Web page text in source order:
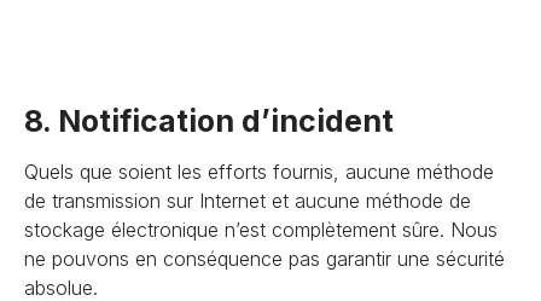
8. Notification d’incident
Quels que soient les efforts fournis, aucune méthode
de transmission sur Internet et aucune méthode de
stockage électronique n’est complètement sûre. Nous
ne pouvons en conséquence pas garantir une sécurité
absolue.